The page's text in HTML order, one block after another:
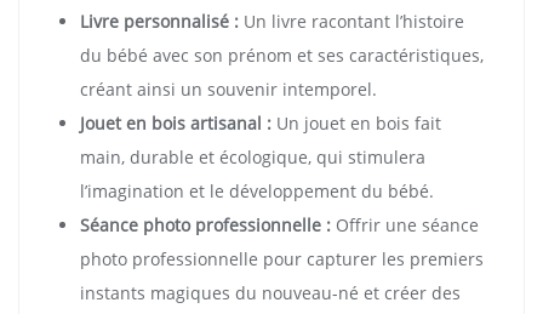
Livre personnalisé : Un livre racontant l’histoire
du bébé avec son prénom et ses caractéristiques,
créant ainsi un souvenir intemporel.
Jouet en bois artisanal : Un jouet en bois fait
main, durable et écologique, qui stimulera
l’imagination et le développement du bébé.
Séance photo professionnelle : Offrir une séance
photo professionnelle pour capturer les premiers
instants magiques du nouveau-né et créer des